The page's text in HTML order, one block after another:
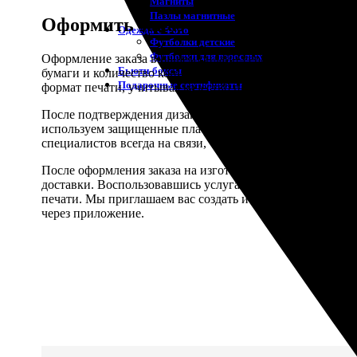
Пазлы магнитные
Одежда с Фото
Футболки детские
Футболки для взрослых
Бьюти-боксы
Подарочные сертификаты
Оформить заказ на изготовление
Оформление заказа в нашем онлайн-сервисе
бумаги и количество копий. Далее, можно загрузить
формат печати, учитывая качество предоставленных
После подтверждения дизайна постера и параметров
используем защищенные платежные системы,
специалистов всегда на связи, чтобы ответить на любые
После оформления заказа на изготовление и оплаты,
доставки. Воспользовавшись услугами нашего
печати. Мы приглашаем вас создать и заказать
через приложение.